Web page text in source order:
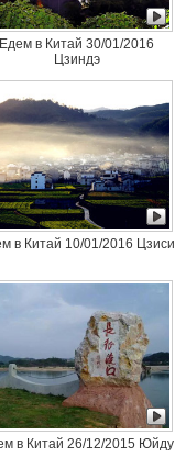
Едем в Китай 30/01/2016
Цзиндэ
в Китай 10/01/2016 Цзиси
в Китай 26/12/2015 Юйду